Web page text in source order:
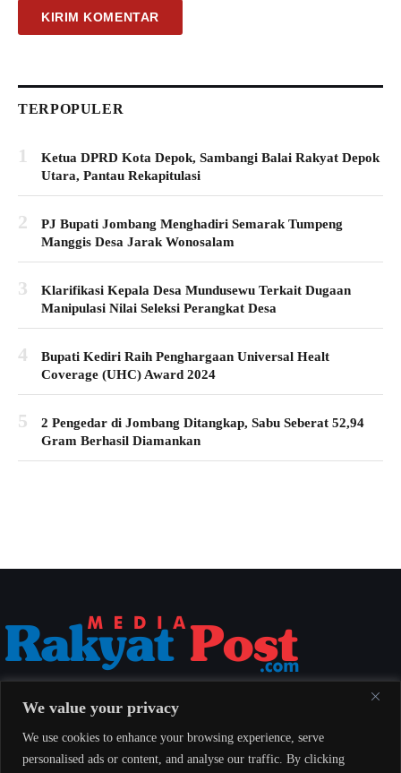
We value your privacy
We use cookies to enhance your browsing experience, serve
personalised ads or content, and analyse our traffic. By clicking
TERPOPULER
1
Ketua DPRD Kota Depok, Sambangi Balai Rakyat Depok
Utara, Pantau Rekapitulasi
2
PJ Bupati Jombang Menghadiri Semarak Tumpeng
Manggis Desa Jarak Wonosalam
3
Klarifikasi Kepala Desa Mundusewu Terkait Dugaan
Manipulasi Nilai Seleksi Perangkat Desa
4
Bupati Kediri Raih Penghargaan Universal Healt
Coverage (UHC) Award 2024
5
2 Pengedar di Jombang Ditangkap, Sabu Seberat 52,94
Gram Berhasil Diamankan
berimbang untuk seluruh masyarakat Indonesia.